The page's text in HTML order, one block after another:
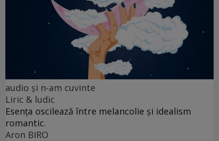
audio şi n-am cuvinte
Liric & ludic
Esența oscilează între melancolie și idealism
romantic.
Aron BIRO